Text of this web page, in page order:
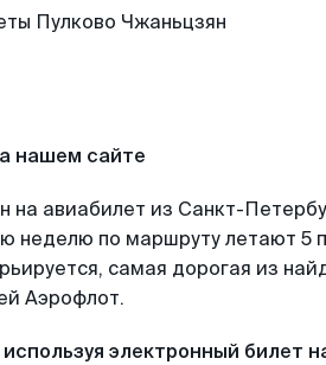
нашем сайте
на авиабилет из Санкт-
неделю по маршруту летают 5
самая дорогая из
Аэрофлот.
электронный билет